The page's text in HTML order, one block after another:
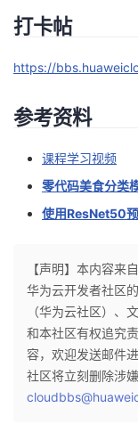
打卡帖
https://
参考资料
课程学习视频
零代码美食分类
使用ResNet50
【声明】本内容来
华为云开发者社区
（华为云社区）、
和本社区有权追究
容，欢迎发送邮件
社区将立刻删除涉